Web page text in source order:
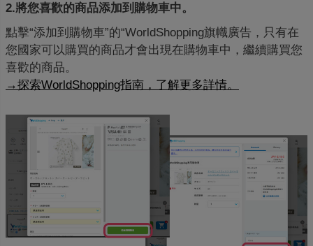
2.將您喜歡的商品添加到購物車中。
點擊“添加到購物車”的“WorldShopping旗幟廣告，只有在
您國家可以購買的商品才會出現在購物車中，繼續購買您
喜歡的商品。
→探索WorldShopping指南，了解更多詳情。